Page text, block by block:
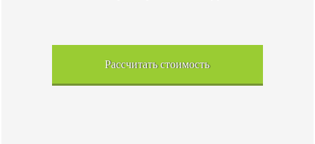
Рассчитать стоимость